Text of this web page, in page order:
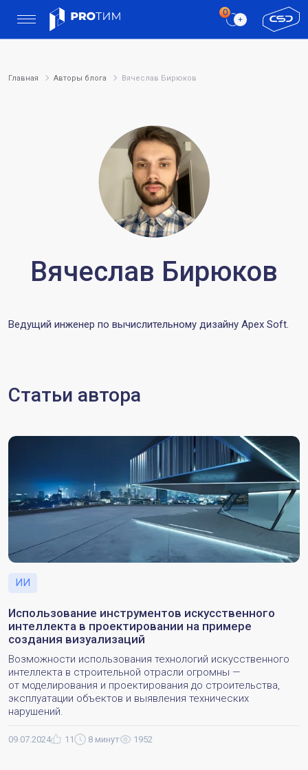
Главная Авторы блога Вячеслав Бирюков
Вячеслав Бирюков
Ведущий инженер по вычислительному дизайну Apex Soft.
Статьи автора
ИИ
Использование инструментов искусственного
интеллекта в проектировании на примере
создания визуализаций
Возможности использования технологий искусственного
интеллекта в строительной отрасли огромны —
от моделирования и проектирования до строительства,
эксплуатации объектов и выявления технических
нарушений.
09.07.2024 11 8 минут 1952